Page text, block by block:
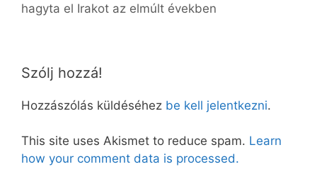
hagyta el Irakot az elmúlt években
Szólj hozzá!
Hozzászólás küldéséhez be kell jelentkezni.
This site uses Akismet to reduce spam. Learn
how your comment data is processed.